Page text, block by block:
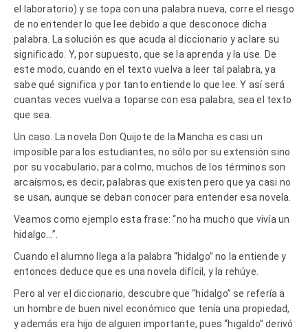
el laboratorio) y se topa con una palabra nueva, corre el riesgo
de no entender lo que lee debido a que desconoce dicha
palabra. La solución es que acuda al diccionario y aclare su
significado. Y, por supuesto, que se la aprenda y la use. De
este modo, cuando en el texto vuelva a leer tal palabra, ya
sabe qué significa y por tanto entiende lo que lee. Y así será
cuantas veces vuelva a toparse con esa palabra, sea el texto
que sea.
Un caso. La novela Don Quijote de la Mancha es casi un
imposible para los estudiantes, no sólo por su extensión sino
por su vocabulario; para colmo, muchos de los términos son
arcaísmos, es decir, palabras que existen pero que ya casi no
se usan, aunque se deban conocer para entender esa novela.
Veamos como ejemplo esta frase: “no ha mucho que vivía un
hidalgo…”.
Cuando el alumno llega a la palabra “hidalgo” no la entiende y
entonces deduce que es una novela difícil, y la rehúye.
Pero al ver el diccionario, descubre que “hidalgo” se refería a
un hombre de buen nivel económico que tenía una propiedad,
y además era hijo de alguien importante, pues “higaldo” derivó